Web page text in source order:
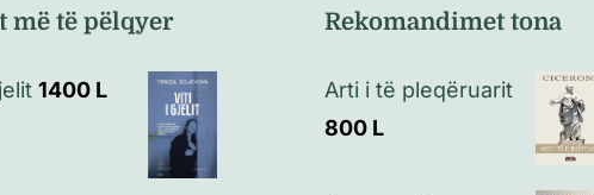
më të pëlqyer
1400 L
Rekomandimet tona
Arti i të pleqëruarit
800 L